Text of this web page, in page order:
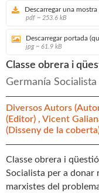
Descarregar una
pdf ~ 253.6 kB
Descarregar portada
jpg ~ 61.9 kB
Classe obrera i
Germanía Socialista
Diversos Autors
(Editor) , Vicent
(Disseny de la
Classe obrera i
Socialista per a donar
marxistes del